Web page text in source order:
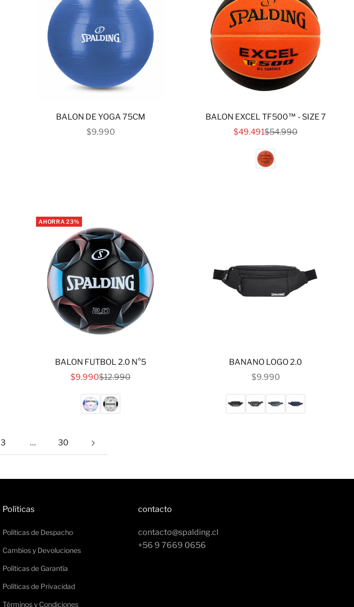
BALON DE YOGA 75CM
PRECIO DE OFERTA
$9.990
BALON EXCEL TF500™ - SIZE 7
PRECIO DE OFERTA
$49.491PRECIO NORMAL
$54.990
AHORRA 23%
BALON FUTBOL 2.0 N°5
PRECIO DE OFERTA
$9.990PRECIO NORMAL
$12.990
BANANO LOGO 2.0
PRECIO DE OFERTA
$9.990
3 … 30
Políticas
Políticas de Despacho
Cambios y Devoluciones
Políticas de Garantía
Políticas de Privacidad
Términos y Condiciones
contacto
contacto@spalding.cl
+56 9 7669 0656